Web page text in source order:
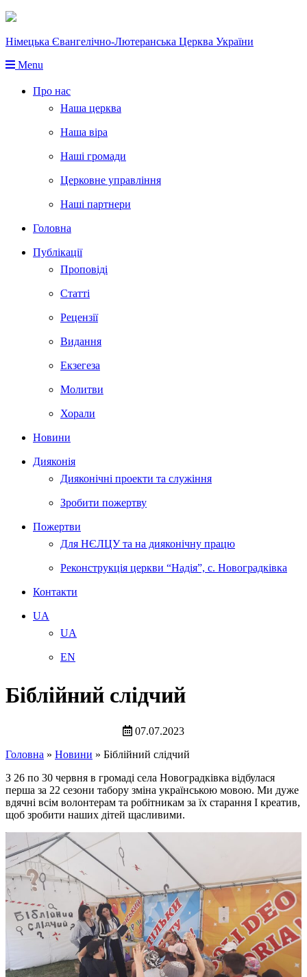
Німецька Євангелічно-Лютеранська Церква України
Menu
Про нас
Наша церква
Наша віра
Наші громади
Церковне управління
Наші партнери
Головна
Публікації
Проповіді
Статті
Рецензії
Видання
Екзегеза
Молитви
Хорали
Новини
Дияконія
Дияконічні проекти та служіння
Зробити пожертву
Пожертви
Для НЄЛЦУ та на дияконічну працю
Реконструкція церкви “Надія”, с. Новоградківка
Контакти
UA
UA
EN
Біблійний слідчий
07.07.2023
Головна » Новини » Біблійний слідчий
З 26 по 30 червня в громаді села Новоградківка відбулася
перша за 22 сезони табору зміна українською мовою. Ми дуже
вдячні всім волонтерам та робітникам за їх старання I креатив,
щоб зробити наших дітей щасливими.